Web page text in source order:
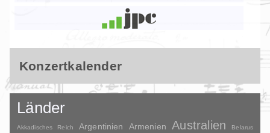
Konzertkalender
Länder
Akkadisches Reich Argentinien Armenien Australien Belarus